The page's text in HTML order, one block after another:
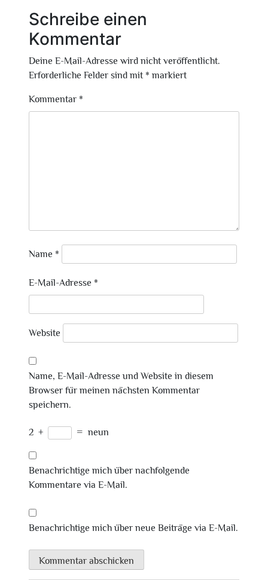
Schreibe einen
Kommentar
Deine E-Mail-Adresse wird nicht veröffentlicht.
Erforderliche Felder sind mit * markiert
Kommentar *
Name *
E-Mail-Adresse *
Website
Name, E-Mail-Adresse und Website in diesem
Browser für meinen nächsten Kommentar
speichern.
2 + = neun
Benachrichtige mich über nachfolgende
Kommentare via E-Mail.
Benachrichtige mich über neue Beiträge via E-Mail.